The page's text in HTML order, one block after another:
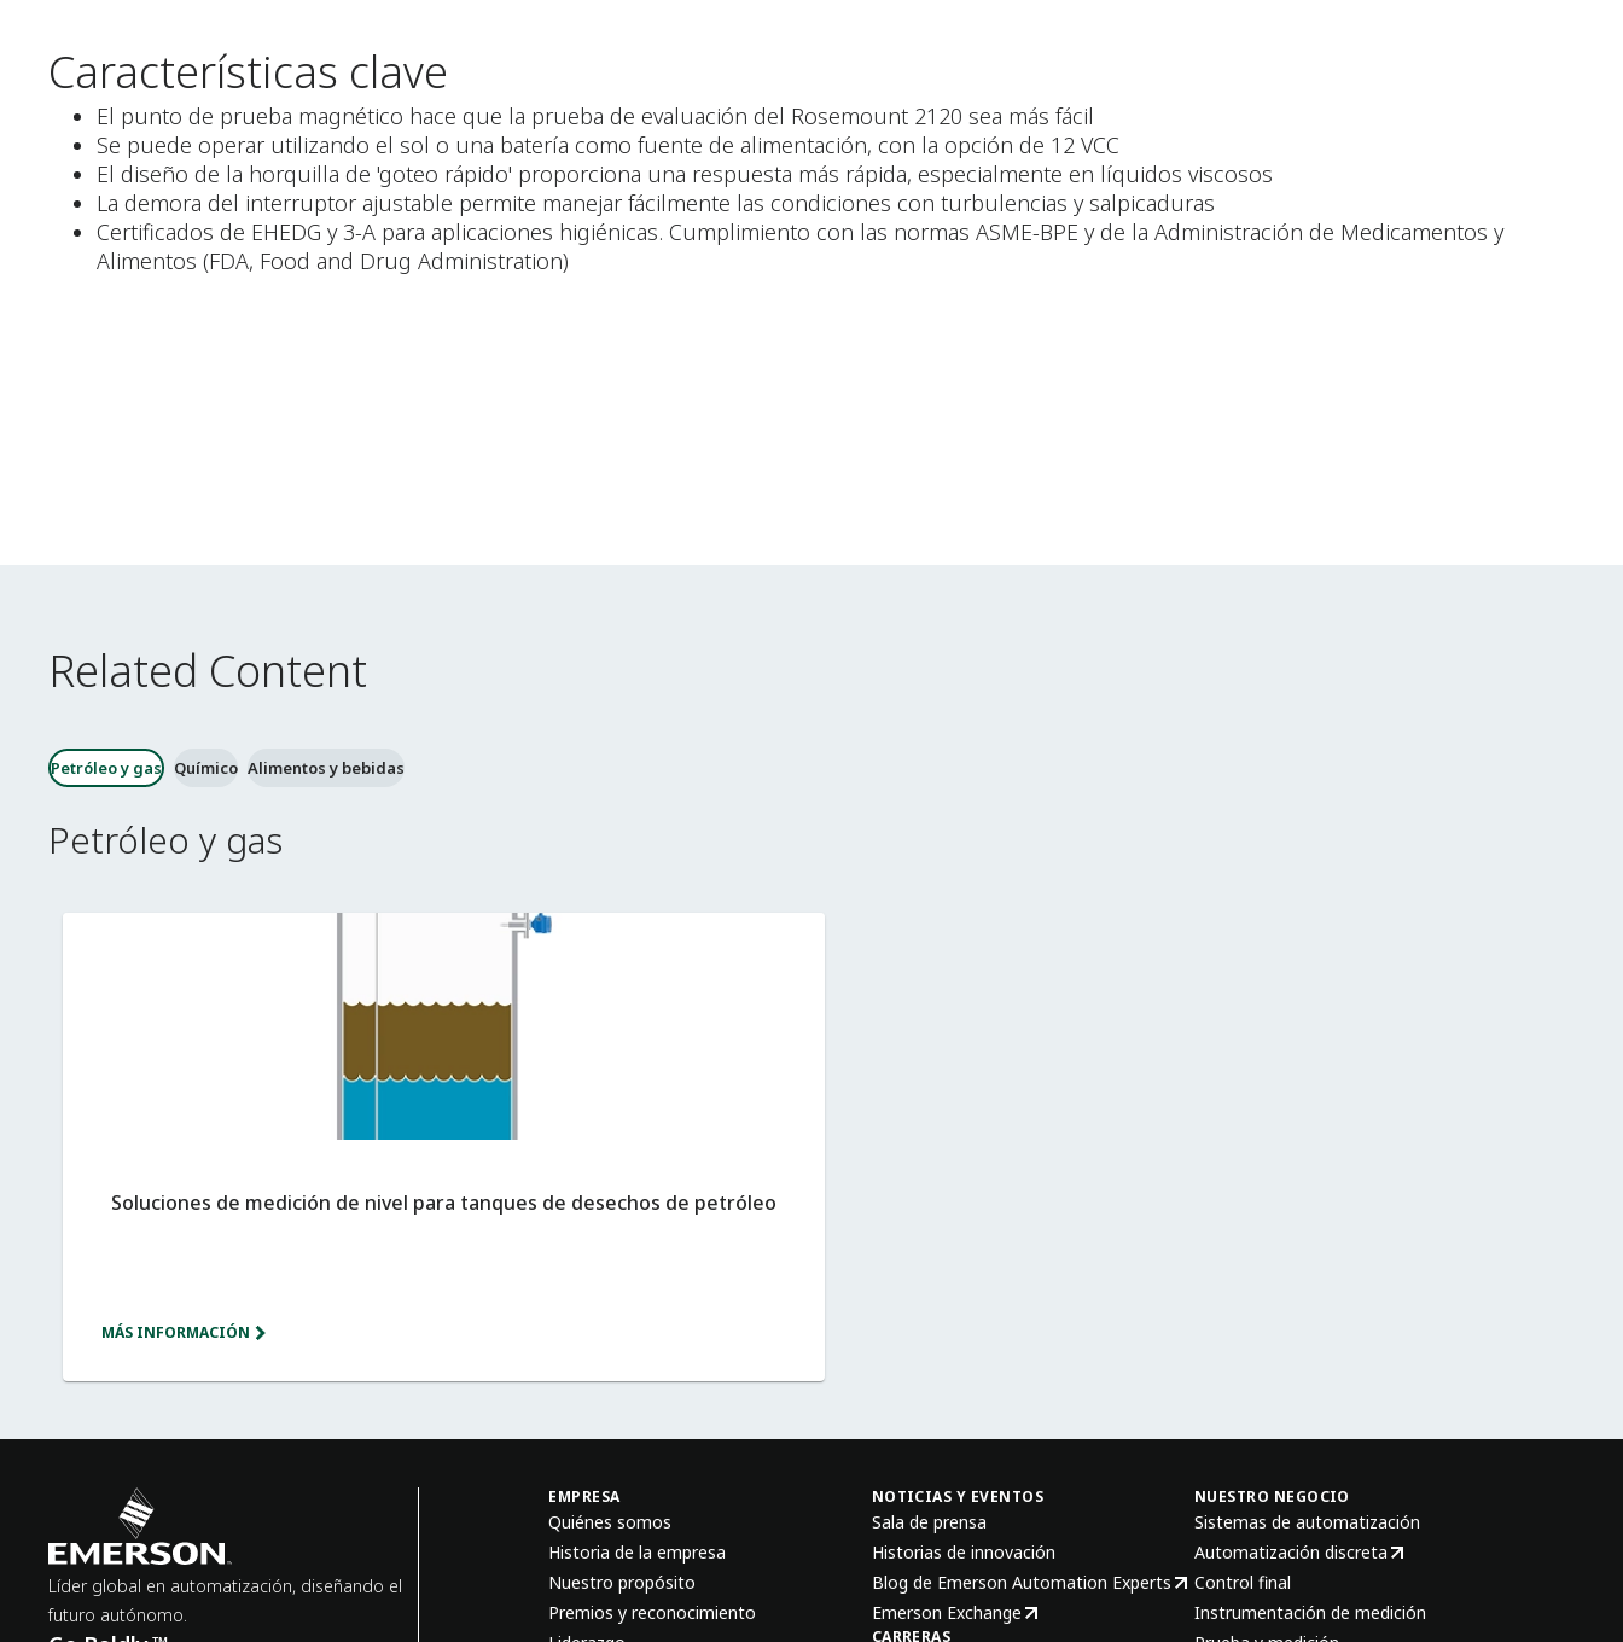
Características clave
El punto de prueba magnético hace que la prueba de evaluación del Rosemount 2120 sea más fácil
Se puede operar utilizando el sol o una batería como fuente de alimentación, con la opción de 12 VCC
El diseño de la horquilla de 'goteo rápido' proporciona una respuesta más rápida, especialmente en líquidos viscosos
La demora del interruptor ajustable permite manejar fácilmente las condiciones con turbulencias y salpicaduras
Certificados de EHEDG y 3-A para aplicaciones higiénicas. Cumplimiento con las normas ASME-BPE y de la Administración de Medicamentos y
Alimentos (FDA, Food and Drug Administration)
Related Content
Petróleo y gas Químico Alimentos y bebidas
Petróleo y gas
Soluciones de medición de nivel para tanques de desechos de petróleo
MÁS INFORMACIÓN
Líder global en automatización, diseñando el
futuro autónomo.
EMPRESA
Quiénes somos
Historia de la empresa
Nuestro propósito
Premios y reconocimiento
NOTICIAS Y EVENTOS
Sala de prensa
Historias de innovación
Blog de Emerson Automation Experts
Emerson Exchange
CARRERAS
NUESTRO NEGOCIO
Sistemas de automatización
Automatización discreta
Control final
Instrumentación de medición